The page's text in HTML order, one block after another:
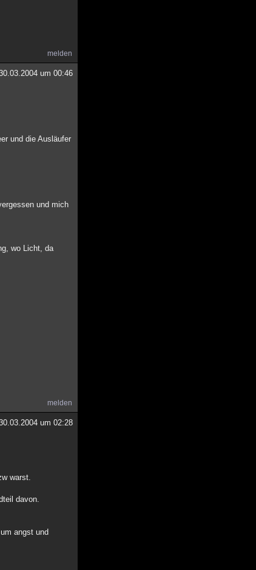
melden
um 00:46
und die Ausläufer
und mich
wo Licht, da
melden
um 02:28
warst.
davon.
angst und